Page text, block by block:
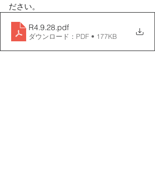
ださい。
R4.9.28.pdf
ダウンロード：PDF • 177KB